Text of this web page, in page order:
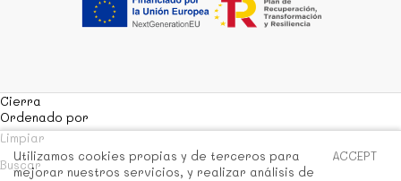
ACCEPT
Utilizamos cookies propias y de terceros para
mejorar nuestros servicios, y realizar análisis de
Cierra
Ordenado por
Limpiar
Buscar